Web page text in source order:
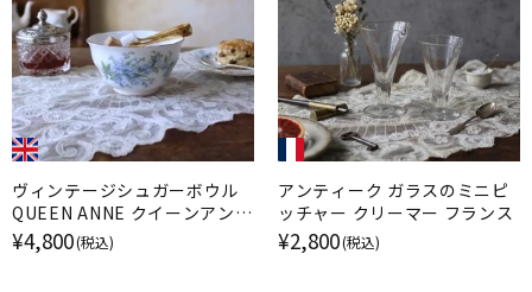
ヴィンテージシュガーボウル
QUEEN ANNE クイーンアン
勿忘草 イギリス
¥4,800(税込)
アンティーク ガラスのミニピ
ッチャー クリーマー フランス
¥2,800(税込)